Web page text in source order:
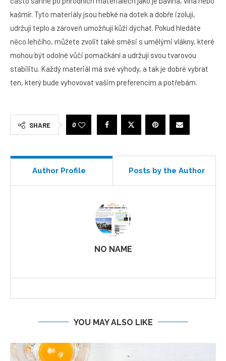
kašmír. Tyto materiály jsou hebké na dotek a dobře izolují,
udržují teplo a zároveň umožňují kůži dýchat. Pokud hledáte
něco lehčího, můžete zvolit také směsi s umělými vlákny, které
mohou být odolné vůči pomačkání a udržují svou tvarovou
stabilitu. Každý materiál má své výhody, a tak je dobré vybrat
ten, který bude vyhovovat vašim preferencím a potřebám.
SHARE 0
Author Profile Posts by the Author
NO NAME
YOU MAY ALSO LIKE